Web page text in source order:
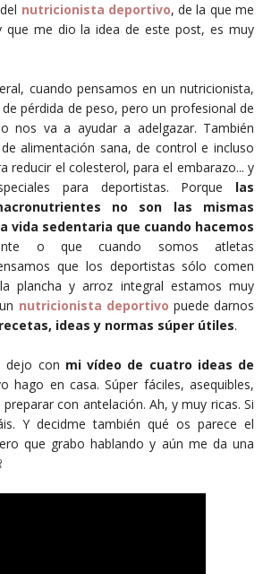
nutricionista deportivo, de la que me
que me dio la idea de este post, es muy
cuando pensamos en un nutricionista,
pérdida de peso, pero un profesional de
nos va a ayudar a adelgazar. También
alimentación sana, de control e incluso
reducir el colesterol, para el embarazo... y
para deportistas. Porque las
no son las mismas
vida sedentaria que cuando hacemos
o que cuando somos atletas
que los deportistas sólo comen
plancha y arroz integral estamos muy
nutricionista deportivo puede darnos
ideas y normas súper útiles.
dejo con mi vídeo de cuatro ideas de
hago en casa. Súper fáciles, asequibles,
con antelación. Ah, y muy ricas. Si
Y decidme también qué os parece el
que grabo hablando y aún me da una